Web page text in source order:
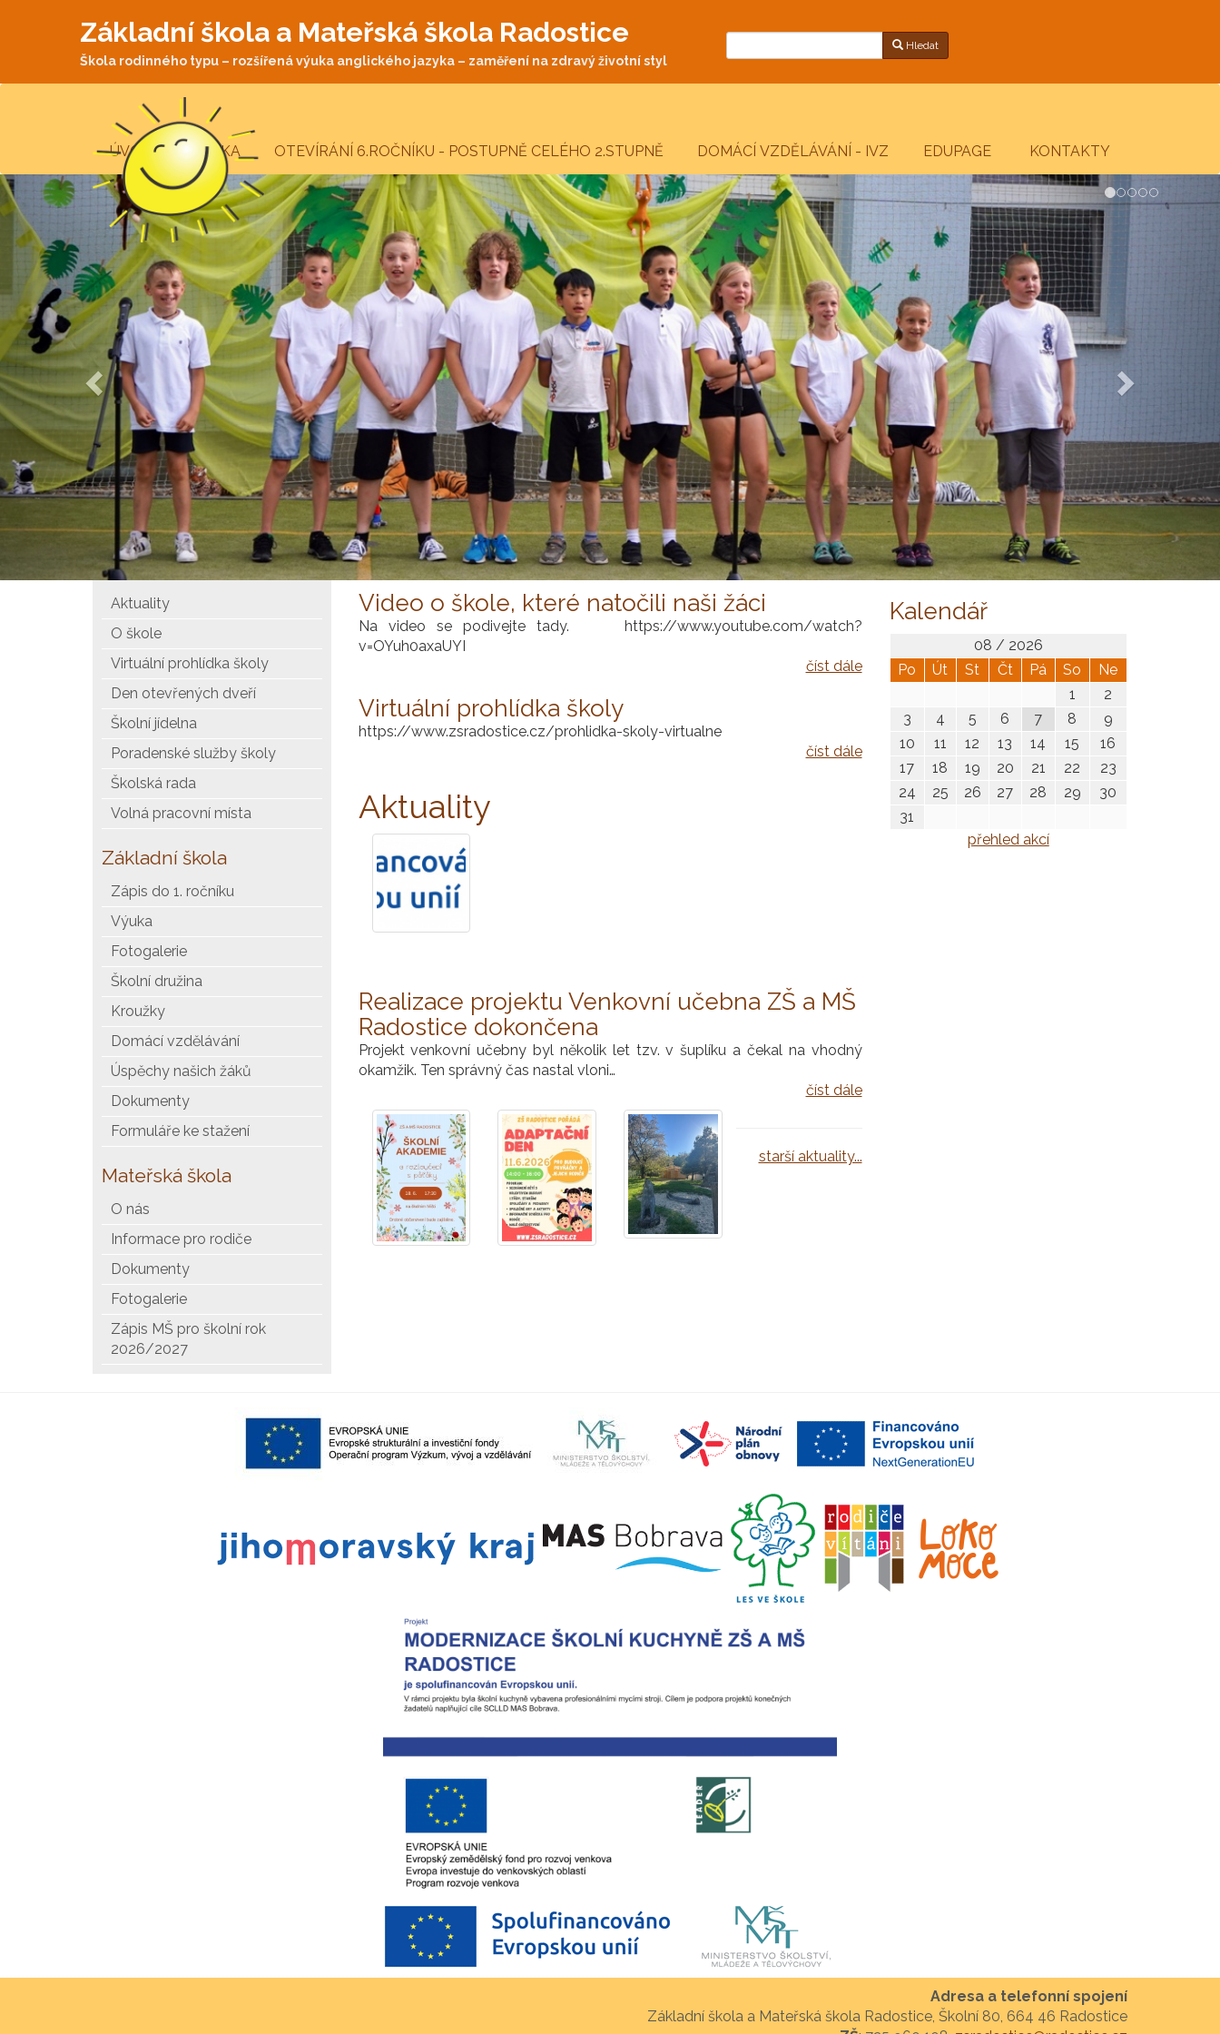
Základní škola a Mateřská škola Radostice
Škola rodinného typu – rozšířená výuka anglického jazyka – zaměření na zdravý životní styl
Hledat
ÚVODNÍ STRÁNKA OTEVÍRÁNÍ 6.ROČNÍKU - POSTUPNĚ CELÉHO 2.STUPNĚ DOMÁCÍ VZDĚLÁVÁNÍ - IVZ EDUPAGE KONTAKTY
Previous Next
Aktuality
O škole
Virtuální prohlídka školy
Den otevřených dveří
Školní jídelna
Poradenské služby školy
Školská rada
Volná pracovní místa
Základní škola
Zápis do 1. ročníku
Výuka
Fotogalerie
Školní družina
Kroužky
Domácí vzdělávání
Úspěchy našich žáků
Dokumenty
Formuláře ke stažení
Mateřská škola
O nás
Informace pro rodiče
Dokumenty
Fotogalerie
Zápis MŠ pro školní rok
2026/2027
Video o škole, které natočili naši žáci
Na video se podivejte tady. https://www.youtube.com/watch?
v=OYuh0axaUYI
číst dále
Virtuální prohlídka školy
https://www.zsradostice.cz/prohlidka-skoly-virtualne
číst dále
Aktuality
Realizace projektu Venkovní učebna ZŠ a MŠ
Radostice dokončena
Projekt venkovní učebny byl několik let tzv. v šuplíku a čekal na vhodný
okamžik. Ten správný čas nastal vloni…
číst dále
starší aktuality...
Kalendář
08 / 2026
Po
Út St Čt Pá So
Ne
1
2
3
4 5 6 7 8
9
10
11 12 13 14 15
16
17
18 19 20 21 22
23
24
25 26 27 28 29
30
31
přehled akcí
Adresa a telefonní spojení
Základní škola a Mateřská škola Radostice, Školní 80, 664 46 Radostice